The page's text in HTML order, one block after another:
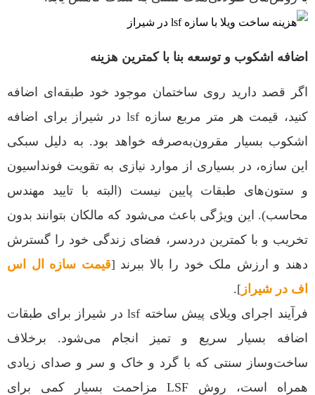
اضافه اشکوب و توسعه بنا با کمترین هزینه
اگر قصد دارید روی ساختمان موجود خود طبقه‌ای اضافه
کنید، قیمت هر متر مربع سازه lsf در شیراز برای اضافه
اشکوب بسیار مقرون‌به‌صرفه خواهد بود. به دلیل سبکی
این سازه، در بسیاری از موارد نیازی به تقویت فونداسیون
و ستون‌های طبقات پایین نیست (البته با تایید مهندس
محاسب). این ویژگی باعث می‌شود که مالکان بتوانند بدون
تخریب و با کمترین دردسر، فضای زندگی خود را گسترش
دهند و ارزش ملک خود را بالا ببرند [قیمت سازه ال اس
اف در شیراز ].
فرآیند اجرای ویلای پیش ساخته lsf در شیراز برای طبقات
اضافه بسیار سریع و تمیز انجام می‌شود. برخلاف
ساخت‌وساز سنتی که با گرد و خاک و سر و صدای زیادی
همراه است، روش LSF مزاحمت بسیار کمی برای